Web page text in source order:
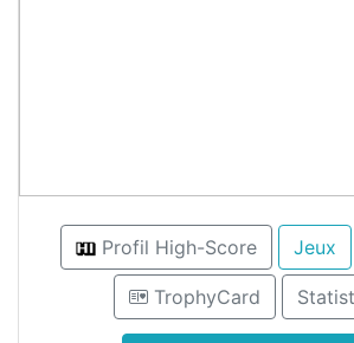
Profil High-Score Jeux
TrophyCard